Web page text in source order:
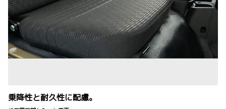
乗降性と耐久性に配慮。